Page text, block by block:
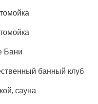
Бани
банный клуб
сауна